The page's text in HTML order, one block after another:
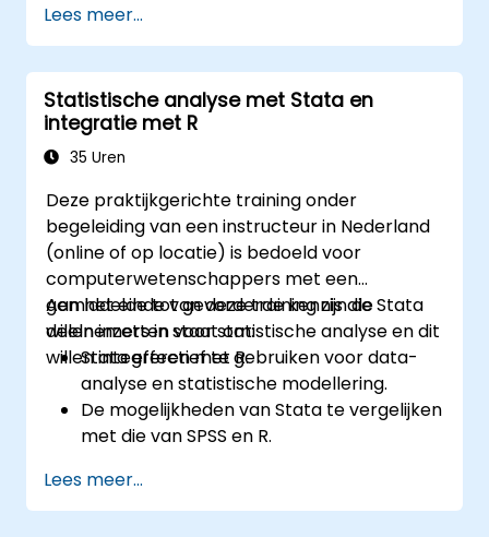
Lees meer...
Statistische analyse met Stata en
integratie met R
35 Uren
Deze praktijkgerichte training onder
begeleiding van een instructeur in Nederland
(online of op locatie) is bedoeld voor
computerwetenschappers met een
gemiddelde tot gevorderde kennis die Stata
willen inzetten voor statistische analyse en dit
willen integreren met R.
Aan het einde van deze training zijn de
deelnemers in staat om:
Stata effectief te gebruiken voor data-
analyse en statistische modellering.
De mogelijkheden van Stata te vergelijken
met die van SPSS en R.
statistische berekeningen.
Workflows te ontwikkelen en te
Lees meer...